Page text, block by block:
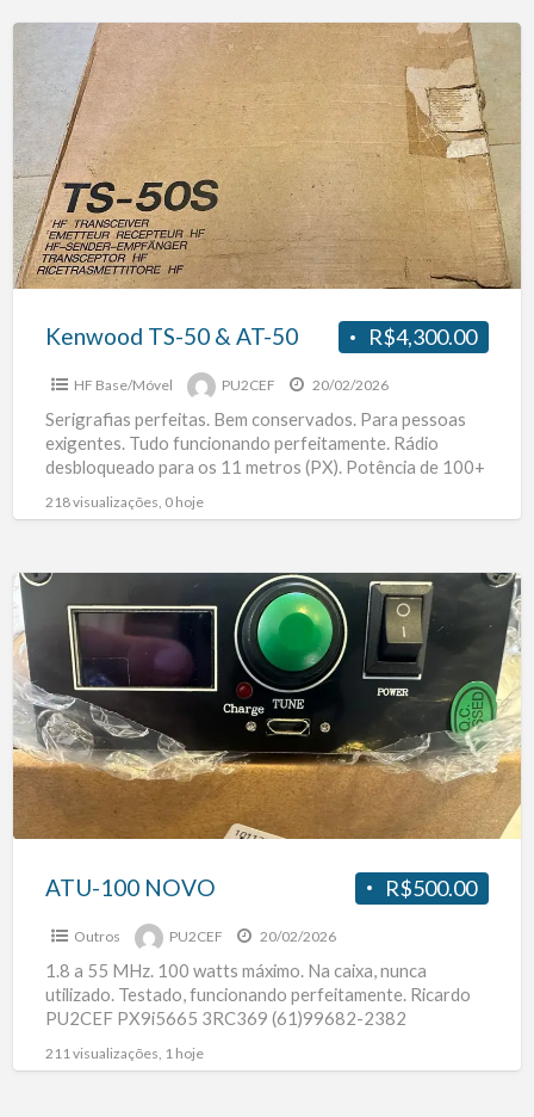
Kenwood
TS-
50
&
AT-
50
R$4,300.00
Kenwood TS-50 & AT-50
HF Base/Móvel PU2CEF 20/02/2026
Serigrafias perfeitas. Bem conservados. Para pessoas
exigentes. Tudo funcionando perfeitamente. Rádio
desbloqueado para os 11 metros (PX). Potência de 100+
218 visualizações, 0 hoje
ATU-
100
NOVO
R$500.00
ATU-100 NOVO
Outros PU2CEF 20/02/2026
1.8 a 55 MHz. 100 watts máximo. Na caixa, nunca
utilizado. Testado, funcionando perfeitamente. Ricardo
PU2CEF PX9i5665 3RC369 (61)99682-2382
211 visualizações, 1 hoje